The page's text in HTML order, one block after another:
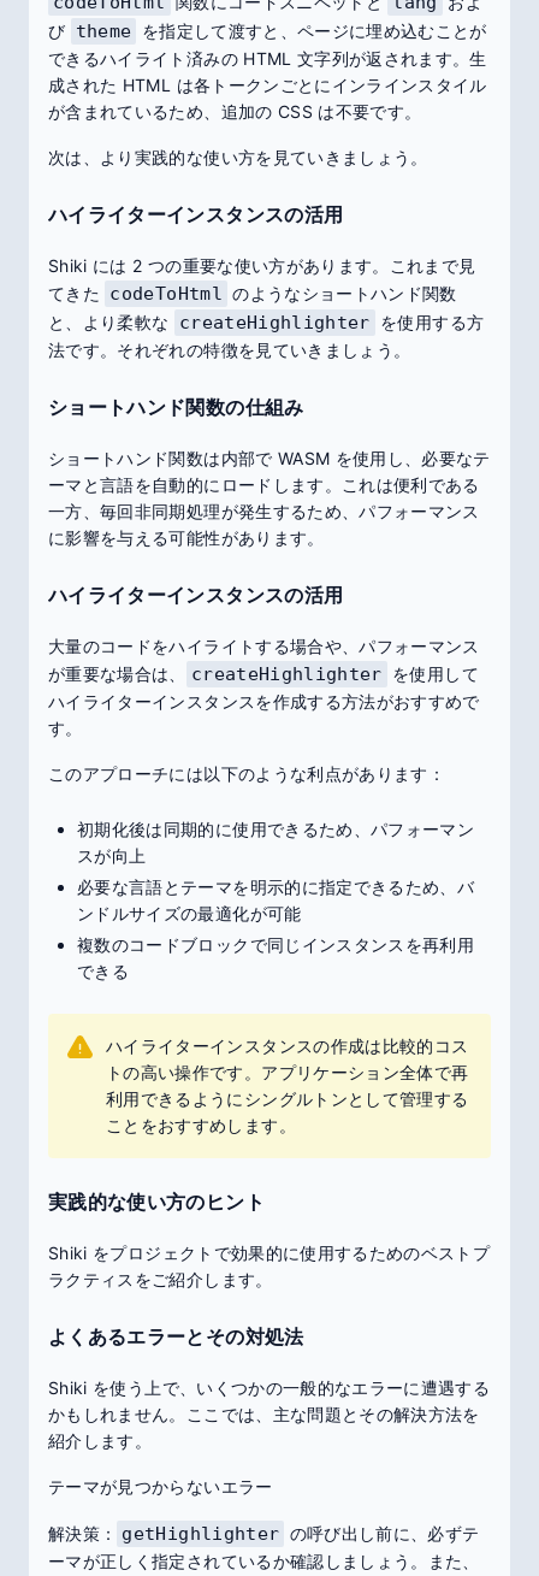
び theme を指定して渡すと、ページに埋め込むことが
できるハイライト済みの HTML 文字列が返されます。生
成された HTML は各トークンごとにインラインスタイル
が含まれているため、追加の CSS は不要です。
次は、より実践的な使い方を見ていきましょう。
ハイライターインスタンスの活用
Shiki には 2 つの重要な使い方があります。これまで見
てきた codeToHtml のようなショートハンド関数
と、より柔軟な
createHighlighter を使用する方
法です。それぞれの特徴を見ていきましょう。
ショートハンド関数の仕組み
ショートハンド関数は内部で WASM を使用し、必要なテ
ーマと言語を自動的にロードします。これは便利である
一方、毎回非同期処理が発生するため、パフォーマンス
に影響を与える可能性があります。
ハイライターインスタンスの活用
大量のコードをハイライトする場合や、パフォーマンス
が重要な場合は、
createHighlighter を使用して
ハイライターインスタンスを作成する方法がおすすめで
す。
このアプローチには以下のような利点があります：
初期化後は同期的に使用できるため、パフォーマン
スが向上
必要な言語とテーマを明示的に指定できるため、バ
ンドルサイズの最適化が可能
複数のコードブロックで同じインスタンスを再利用
できる
ハイライターインスタンスの作成は比較的コス
トの高い操作です。アプリケーション全体で再
利用できるようにシングルトンとして管理する
ことをおすすめします。
実践的な使い方のヒント
Shiki をプロジェクトで効果的に使用するためのベストプ
ラクティスをご紹介します。
よくあるエラーとその対処法
Shiki を使う上で、いくつかの一般的なエラーに遭遇する
かもしれません。ここでは、主な問題とその解決方法を
紹介します。
テーマが見つからないエラー
解決策： getHighlighter の呼び出し前に、必ずテ
ーマが正しく指定されているか確認しましょう。また、